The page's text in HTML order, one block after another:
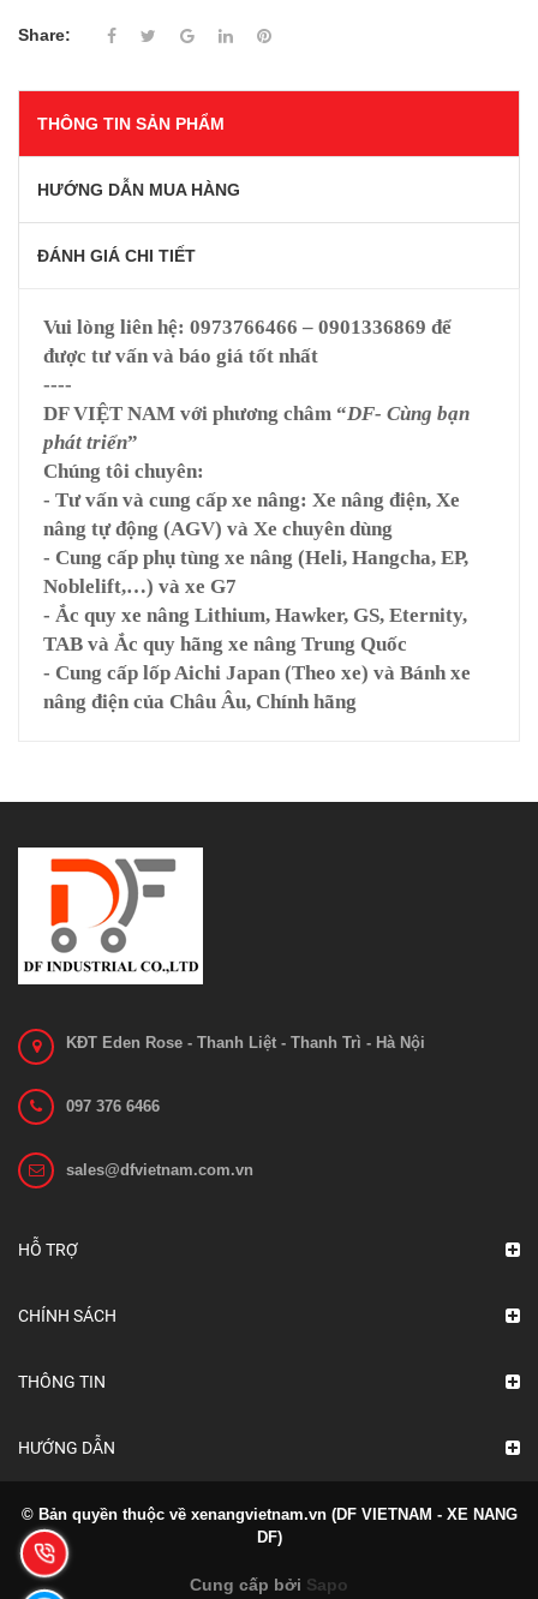
Share:
THÔNG TIN SẢN PHẨM
HƯỚNG DẪN MUA HÀNG
ĐÁNH GIÁ CHI TIẾT
Vui lòng liên hệ: 0973766466 – 0901336869 để
được tư vấn và báo giá tốt nhất
----
DF VIỆT NAM với phương châm “DF- Cùng bạn
phát triển”
Chúng tôi chuyên:
- Tư vấn và cung cấp xe nâng: Xe nâng điện, Xe
nâng tự động (AGV) và Xe chuyên dùng
- Cung cấp phụ tùng xe nâng (Heli, Hangcha, EP,
Noblelift,…) và xe G7
- Ắc quy xe nâng Lithium, Hawker, GS, Eternity,
TAB và Ắc quy hãng xe nâng Trung Quốc
- Cung cấp lốp Aichi Japan (Theo xe) và Bánh xe
nâng điện của Châu Âu, Chính hãng
KĐT Eden Rose - Thanh Liệt - Thanh Trì - Hà Nội
097 376 6466
sales@dfvietnam.com.vn
HỖ TRỢ
CHÍNH SÁCH
THÔNG TIN
HƯỚNG DẪN
© Bản quyền thuộc về xenangvietnam.vn (DF VIETNAM - XE NANG
DF)
Cung cấp bởi Sapo